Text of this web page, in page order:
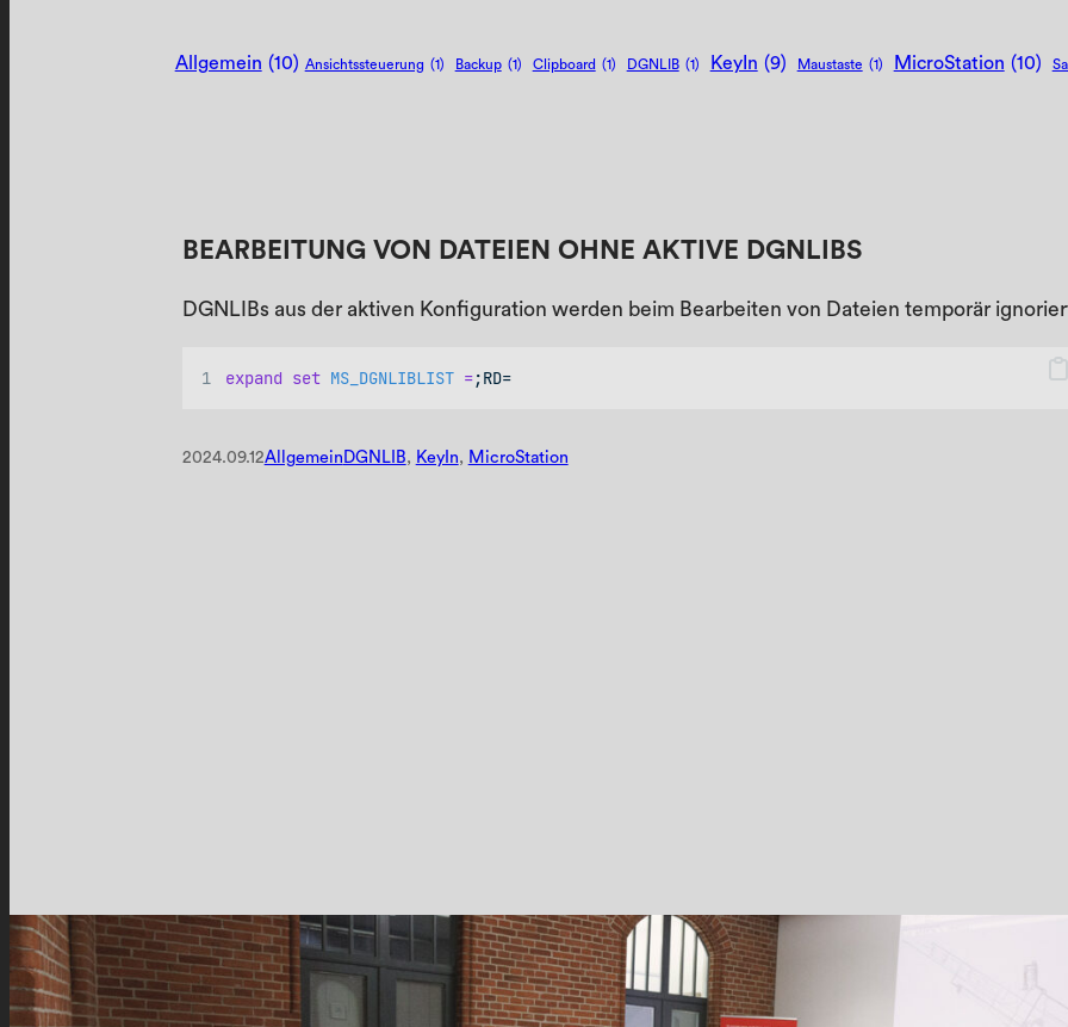
Allgemein (10) Ansichtssteuerung (1) Backup (1) Clipboard (1) DGNLIB (1) KeyIn (9) Maustaste (1) MicroStation (10)
BEARBEITUNG VON DATEIEN OHNE AKTIVE DGNLIBS
DGNLIBs aus der aktiven Konfiguration werden beim Bearbeiten von Dateien temporär
expand set MS_DGNLIBLIST =;RD=
2024.09.12Allgemein DGNLIB, KeyIn, MicroStation